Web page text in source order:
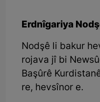
Erdnîgariya
Nodşê li bakur
rojava jî bi
Başûrê
re, hevsînor e.